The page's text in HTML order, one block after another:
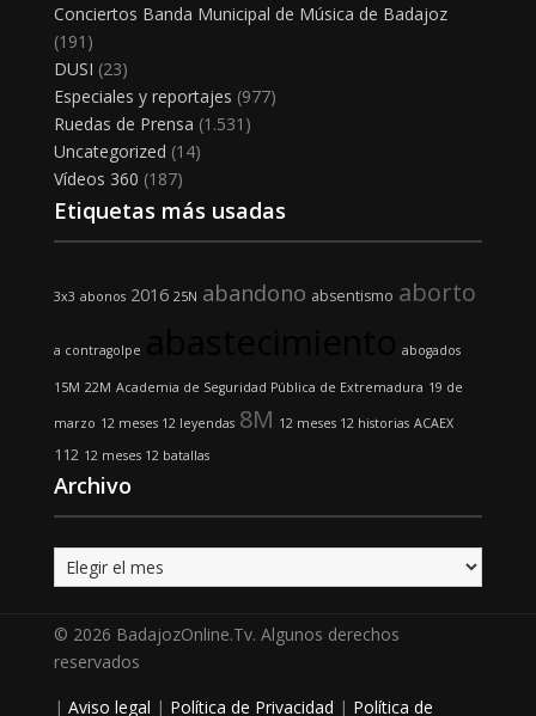
Conciertos Banda Municipal de Música de Badajoz
(191)
DUSI (23)
Especiales y reportajes (977)
Ruedas de Prensa (1.531)
Uncategorized (14)
Vídeos 360 (187)
Etiquetas más usadas
3x3 abonos 2016 25N abandono absentismo aborto
a contragolpe abogados
15M 22M Academia de Seguridad Pública de Extremadura 19 de
marzo 12 meses 12 leyendas 8M 12 meses 12 historias ACAEX
112 12 meses 12 batallas
Archivo
Archivo
© 2026 BadajozOnline.Tv. Algunos derechos
reservados
| Aviso legal | Política de Privacidad | Política de